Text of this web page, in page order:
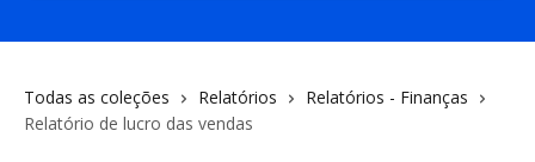
Todas as coleções Relatórios
Relatórios - Finanças
Relatório de lucro das vendas